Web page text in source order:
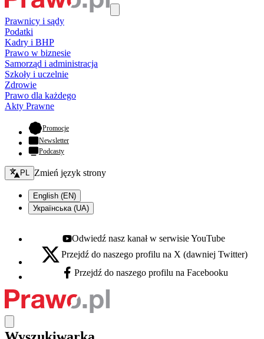
Prawnicy i sądy
Podatki
Kadry i BHP
Prawo w biznesie
Samorząd i administracja
Szkoły i uczelnie
Zdrowie
Prawo dla każdego
Akty Prawne
Promocje- otwiera się w nowej karcie
Newsletter
Podcasty
Zmień język - bieżący:
PL Zmień język strony
English (EN)
Українська (UA)
Youtube - otwiera się w nowej karcie
Odwiedź nasz kanał w serwisie YouTube
X - otwiera się w nowej karcie
Przejdź do naszego profilu na X (dawniej Twitter)
Facebook - otwiera się w nowej karcie
Przejdź do naszego profilu na Facebooku